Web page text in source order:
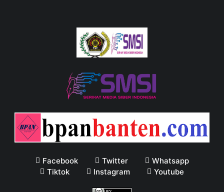
Facebook Twitter
Whatsapp
Tiktok
Instagram Youtube